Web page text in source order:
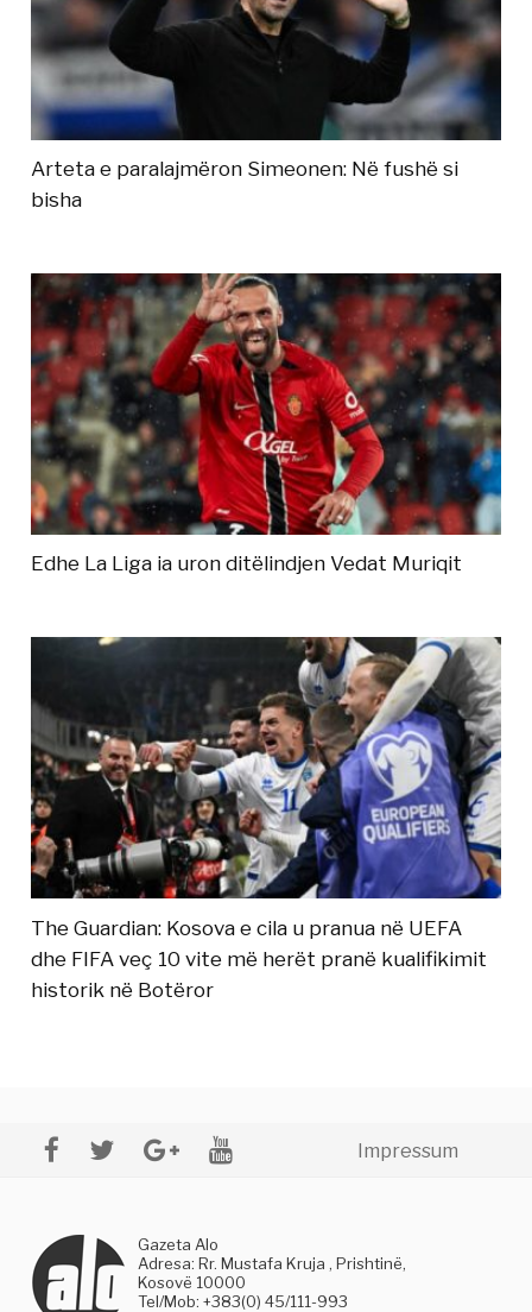
Arteta e paralajmëron Simeonen: Në fushë si
bisha
Edhe La Liga ia uron ditëlindjen Vedat Muriqit
The Guardian: Kosova e cila u pranua në UEFA
dhe FIFA veç 10 vite më herët pranë kualifikimit
historik në Botëror
Impressum
Gazeta Alo
Adresa: Rr. Mustafa Kruja , Prishtinë,
Kosovë 10000
Tel/Mob: +383(0) 45/111-993